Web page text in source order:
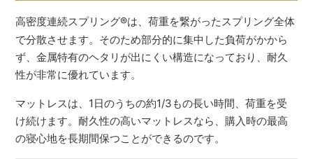
高密度連続スプリング®は、荷重を繋がったスプリング全体
で分散させます。そのため部分的に集中した負荷がかから
ず、金属特有のヘタリが出にくい構造になっており、耐久
性が非常に優れています。
マットレスは、1日のうちの約1/3もの長い時間、荷重を受
け続けます。耐久性の高いマットレスなら、購入時の最高
の寝心地を長期間保つことができるのです。